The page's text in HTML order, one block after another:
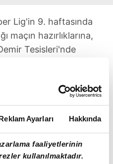
Ayarları Hakkında
faaliyetlerinin
kullanılmaktadır.
Lig'in 9. haftasında
maçın hazırlıklarına,
Tesisleri'nde
Isınma
başlayan idman,
etti. Antrenman, dar
sona erdi.